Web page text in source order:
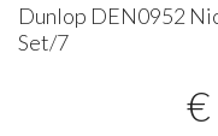
Dunlop DEN0952
Set/7
€